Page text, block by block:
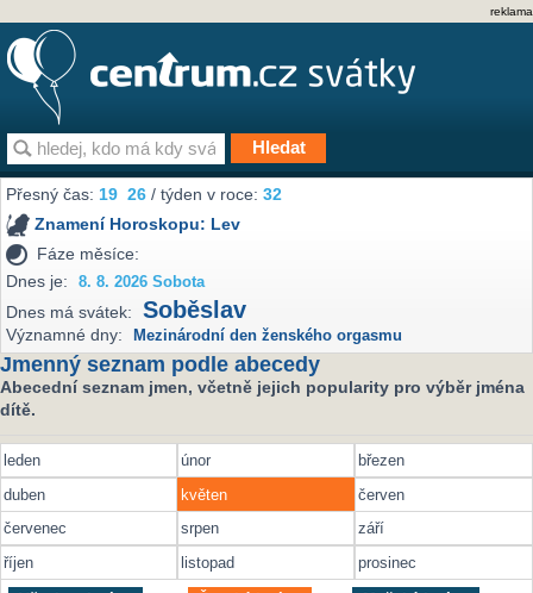
reklama
Přesný čas:19 26 / týden v roce:32
Znamení Horoskopu: Lev
Fáze měsíce:
Dnes je:
8. 8. 2026 Sobota
Dnes má svátek: Soběslav
Významné dny: Mezinárodní den ženského orgasmu
Jmenný seznam podle abecedy
Abecední seznam jmen, včetně jejich popularity pro výběr jména
dítě.
leden únor
březen
duben
květen
červen
červenec
srpen
září
říjen
listopad prosinec